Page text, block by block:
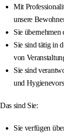
Mit
unsere
Sie
Sie sind tätig in
von
Sie sind
und
Das sind Sie:
Sie verfügen